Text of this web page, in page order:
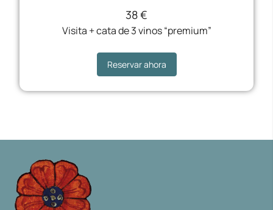
38 €
Visita + cata de 3 vinos “premium”
Reservar ahora